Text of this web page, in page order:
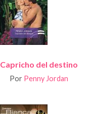
Capricho del destino
Por Penny Jordan